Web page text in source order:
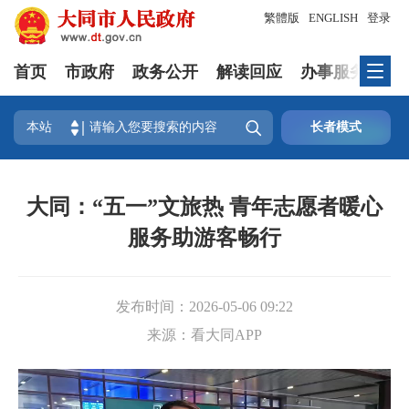
登录
繁體版 ENGLISH
首页 市政府 政务公开 解读回应 办事服务
本站  长者模式
大同：“五一”文旅热 青年志愿者暖心
服务助游客畅行
发布时间： 2026-05-06 09:22
来源： 看大同APP